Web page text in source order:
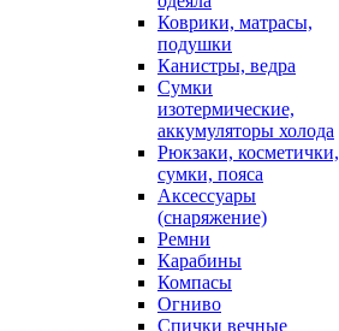
Коврики, матрасы,
подушки
Канистры, ведра
Сумки
изотермические,
аккумуляторы холода
Рюкзаки, косметички,
сумки, пояса
Аксессуары
(снаряжение)
Ремни
Карабины
Компасы
Огниво
Спички вечные